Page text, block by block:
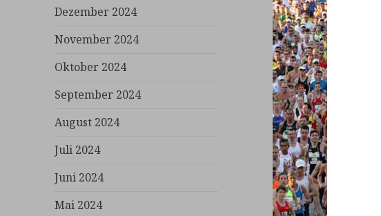
Dezember 2024
November 2024
Oktober 2024
September 2024
August 2024
Juli 2024
Juni 2024
Mai 2024